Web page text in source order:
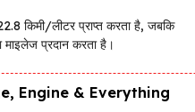
किमी/लीटर प्राप्त करता है, जबकि
प्रदान करता है।
Engine & Everything